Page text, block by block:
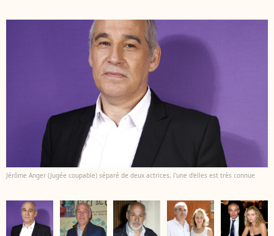
Jérôme Anger (Jugée coupable) séparé de deux actrices, l'une d'elles est très connue